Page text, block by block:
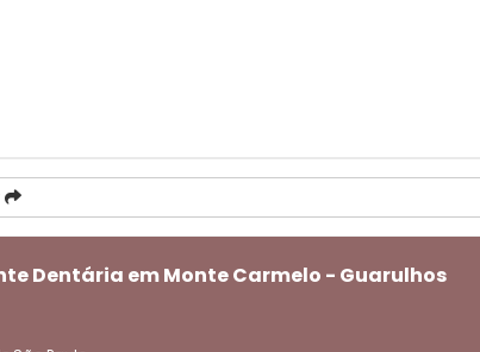
Dentária em Monte Carmelo - Guarulhos